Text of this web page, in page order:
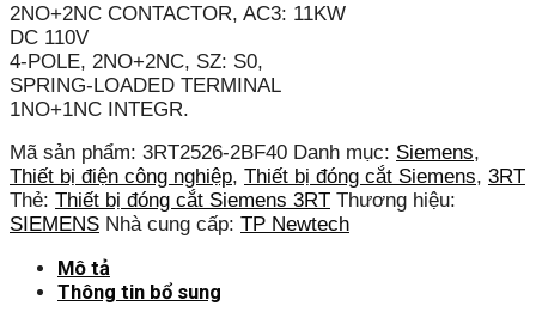
2NO+2NC CONTACTOR, AC3: 11KW
DC 110V
4-POLE, 2NO+2NC, SZ: S0,
SPRING-LOADED TERMINAL
1NO+1NC INTEGR.
Mã sản phẩm: 3RT2526-2BF40 Danh mục: Siemens,
Thiết bị điện công nghiệp, Thiết bị đóng cắt Siemens, 3RT
Thẻ: Thiết bị đóng cắt Siemens 3RT Thương hiệu:
SIEMENS Nhà cung cấp: TP Newtech
Mô tả
Thông tin bổ sung